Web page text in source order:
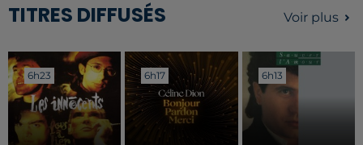
TITRES DIFFUSÉS Voir plus
6h23
6h23 6h17
6h17 6h13
6h13